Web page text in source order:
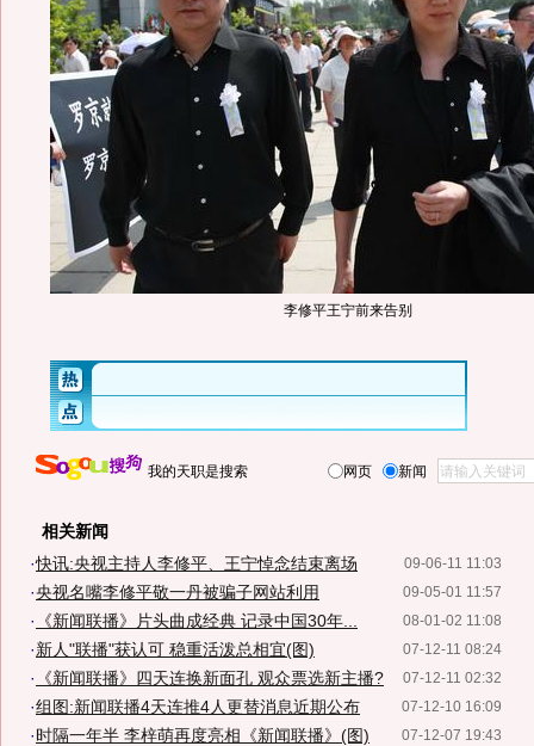
李修平王宁前来告别
我的天职是搜索 网页 新闻
相关新闻
09-06-11 11:03
·快讯:央视主持人李修平、王宁悼念结束离场
09-05-01 11:57
·央视名嘴李修平敬一丹被骗子网站利用
08-01-02 11:08
· 《新闻联播》片头曲成经典 记录中国30年...
07-12-11 08:24
·新人"联播"获认可 稳重活泼总相宜(图)
07-12-11 02:32
· 《新闻联播》四天连换新面孔 观众票选新主播?
07-12-10 16:09
·组图:新闻联播4天连推4人更替消息近期公布
07-12-07 19:43
·时隔一年半 李梓萌再度亮相《新闻联播》(图)